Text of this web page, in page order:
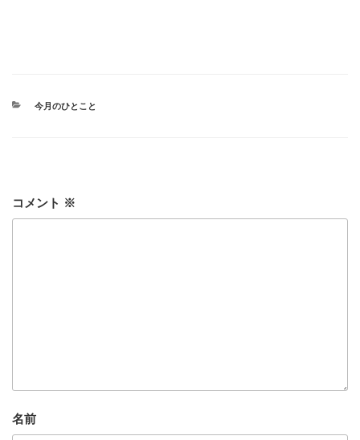
カ
今月のひとこと
コメント ※
名前